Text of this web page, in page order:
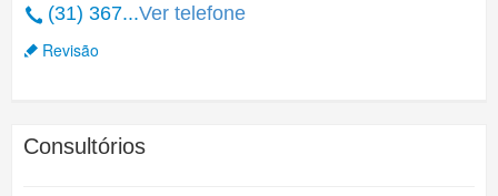
(31) 367...Ver telefone
Revisão
Consultórios